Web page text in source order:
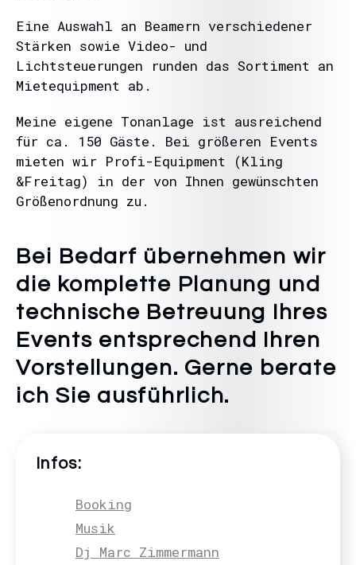
Eine Auswahl an Beamern verschiedener
Stärken sowie Video- und
Lichtsteuerungen runden das Sortiment an
Mietequipment ab.
Meine eigene Tonanlage ist ausreichend
für ca. 150 Gäste. Bei größeren Events
mieten wir Profi-Equipment (Kling
&Freitag) in der von Ihnen gewünschten
Größenordnung zu.
Bei Bedarf übernehmen wir
die komplette Planung und
technische Betreuung Ihres
Events entsprechend Ihren
Vorstellungen. Gerne berate
ich Sie ausführlich.
Infos:
Booking
Musik
Dj Marc Zimmermann